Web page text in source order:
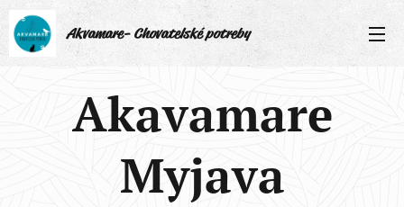
Akvamare- Chovatelské potreby
Akavamare
Myjava